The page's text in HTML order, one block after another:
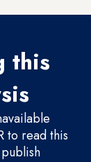
this
to read this